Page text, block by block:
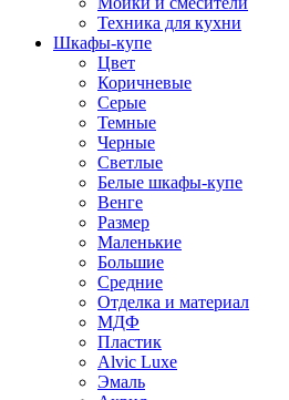
Техника для кухни
Шкафы-купе
Цвет
Коричневые
Серые
Темные
Черные
Светлые
Белые шкафы-купе
Венге
Размер
Маленькие
Большие
Средние
Отделка и материал
МДФ
Пластик
Alvic Luxe
Эмаль